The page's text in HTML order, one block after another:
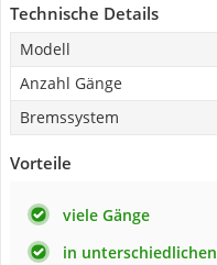
Technische Details
Modell
Anzahl Gänge
Bremssystem
Vorteile
viele Gänge
in unterschiedlichen